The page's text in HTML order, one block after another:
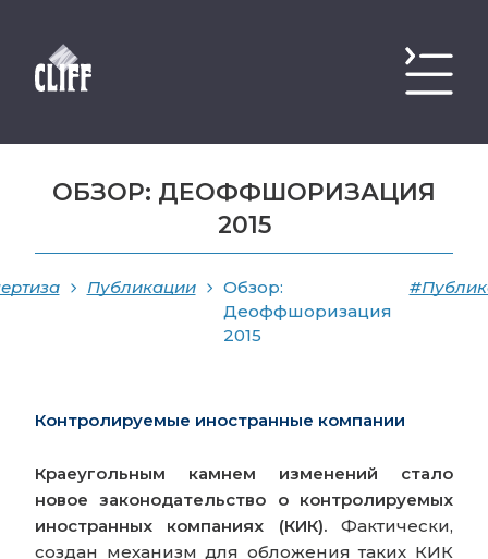
ОБЗОР: ДЕОФФШОРИЗАЦИЯ
2015
Публикации
Обзор:
Деоффшоризация
2015
Контролируемые иностранные компании
Краеугольным камнем изменений стало
новое законодательство о контролируемых
иностранных компаниях (КИК). Фактически,
создан механизм для обложения таких КИК